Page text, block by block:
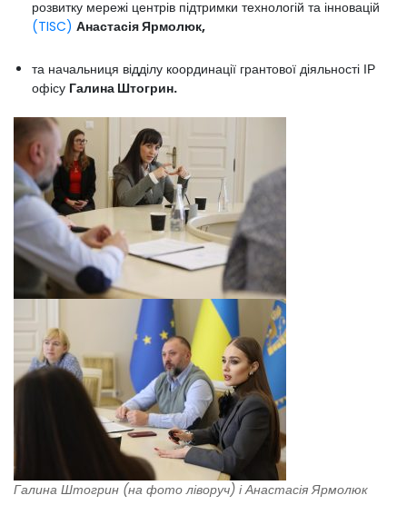
розвитку мережі центрів підтримки технологій та інновацій
(TISC) Анастасія Ярмолюк,
та начальниця відділу координації грантової діяльності ІР
офісу Галина Штогрин.
Галина Штогрин (на фото ліворуч) і Анастасія Ярмолюк